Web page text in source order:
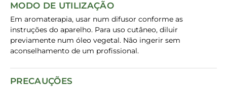
MODO DE UTILIZAÇÃO
Em aromaterapia, usar num difusor conforme as
instruções do aparelho. Para uso cutâneo, diluir
previamente num óleo vegetal. Não ingerir sem
aconselhamento de um profissional.
PRECAUÇÕES